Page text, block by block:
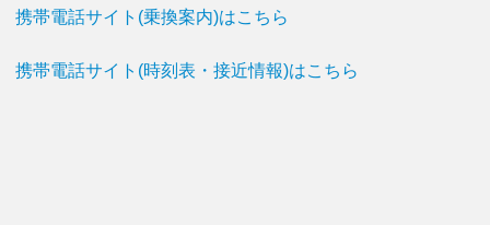
携帯電話サイト(乗換案内)はこちら
携帯電話サイト(時刻表・接近情報)はこちら